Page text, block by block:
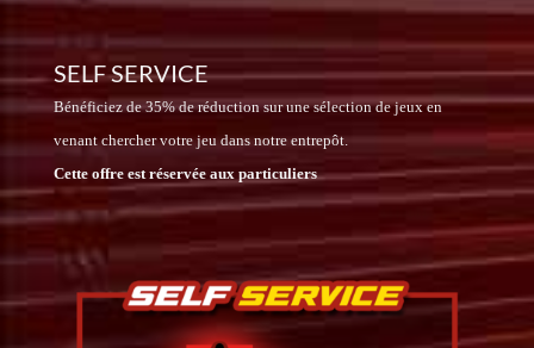
SELF SERVICE
Bénéficiez de 35% de réduction sur une sélection de jeux en
venant chercher votre jeu dans notre entrepôt.
Cette offre est réservée aux particuliers